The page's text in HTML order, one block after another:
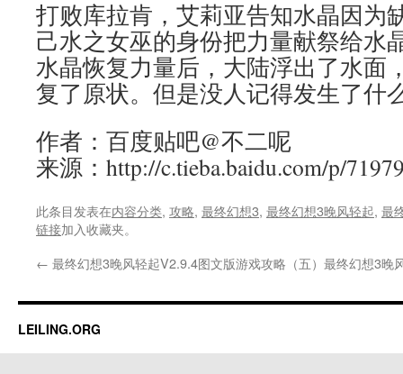
打败库拉肯，艾莉亚告知水晶因为
己水之女巫的身份把力量献祭给
水晶恢复力量后，大陆浮出了水面
复了原状。但是没人记得发生了
作者：百度贴吧@不二呢
来源：http://c.tieba.baidu.com/p/
此条目发表在内容分类, 攻略, 最终幻想3, 最终幻想3晚风轻起, 最
链接加入收藏夹。
← 最终幻想3晚风轻起V2.9.4图文版游戏攻略（五） 最终幻想3晚
LEILING.ORG